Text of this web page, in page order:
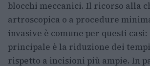
blocchi meccanici. Il ricorso alla
artroscopica o a procedure
invasive è comune per questi
principale è la riduzione dei
rispetto a incisioni più ampie. In